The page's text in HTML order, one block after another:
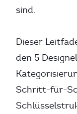
sind.
Dieser
den 5
Schritt-für-